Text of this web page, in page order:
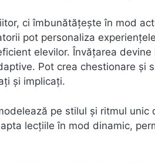
ci îmbunătățește în mod
pot personaliza
elevilor. Învățarea
Pot crea chestionare și
și implicați.
pe stilul și ritmul unic
lecțiile în mod dinamic,